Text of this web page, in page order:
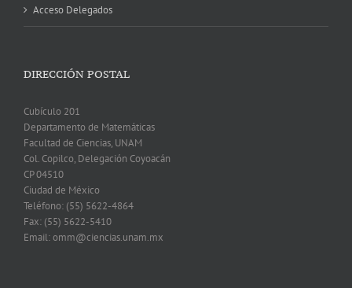
Acceso Delegados
DIRECCIÓN POSTAL
Cubículo 201
Departamento de Matemáticas
Facultad de Ciencias, UNAM
Col. Copilco, Delegación Coyoacán
CP 04510
Ciudad de México
Teléfono: (55) 5622-4864
Fax: (55) 5622-5410
Email: omm@ciencias.unam.mx